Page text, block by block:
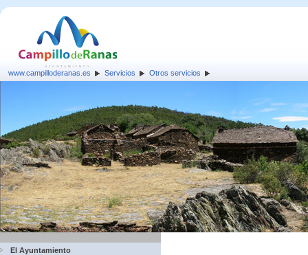
www.campilloderanas.es Servicios Otros servicios
El Ayuntamiento